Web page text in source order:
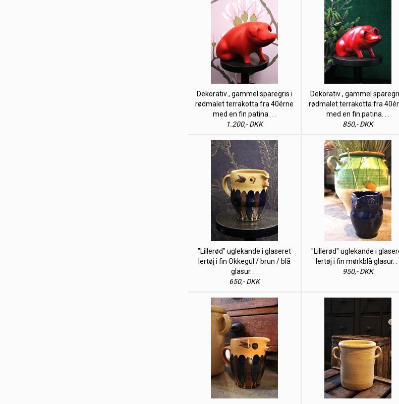
Dekorativ , gammel sparegris i
rødmalet terrakotta fra 40érne
med en fin patina. . .
1.200,- DKK
Dekorativ , gammel
rødmalet terrakotta fra
med en fin patina. . .
850,- DKK
"Lillerød" uglekande i glaseret
lertøj i fin Okkegul / brun / blå
glasur. . .
650,- DKK
"Lillerød" uglekande i
lertøj i fin mørkblå glasur. . .
950,- DKK